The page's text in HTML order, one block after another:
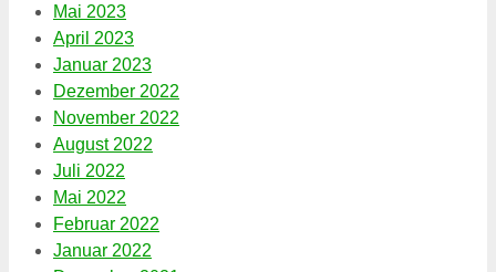
Mai 2023
April 2023
Januar 2023
Dezember 2022
November 2022
August 2022
Juli 2022
Mai 2022
Februar 2022
Januar 2022